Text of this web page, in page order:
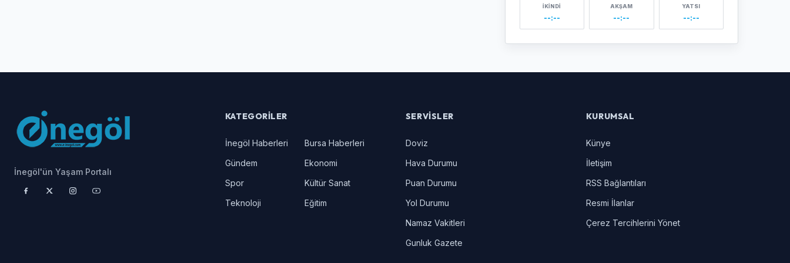
İKINDI
--:--
AKŞAM
--:--
YATSI
--:--
İnegöl'ün Yaşam Portalı
KATEGORILER
İnegöl Haberleri
Bursa Haberleri
Gündem
Ekonomi
Spor
Kültür Sanat
Teknoloji
Eğitim
SERVISLER
Doviz
Hava Durumu
Puan Durumu
Yol Durumu
Namaz Vakitleri
Gunluk Gazete
KURUMSAL
Künye
İletişim
RSS Bağlantıları
Resmi İlanlar
Çerez Tercihlerini Yönet